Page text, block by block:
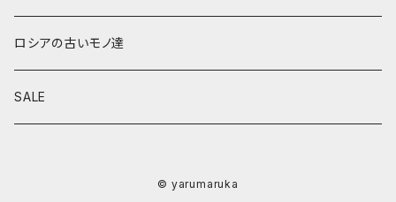
カラクリおもちゃ
キーホルダー他
お祝い封筒
カード類
ロシアの古いモノ達
SALE
© yarumaruka